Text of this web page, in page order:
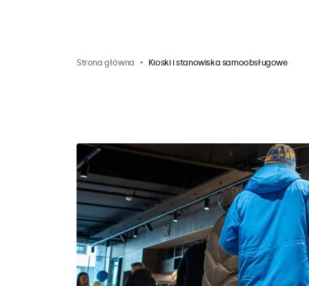
Strona główna Kioski i stanowiska samoobsługowe